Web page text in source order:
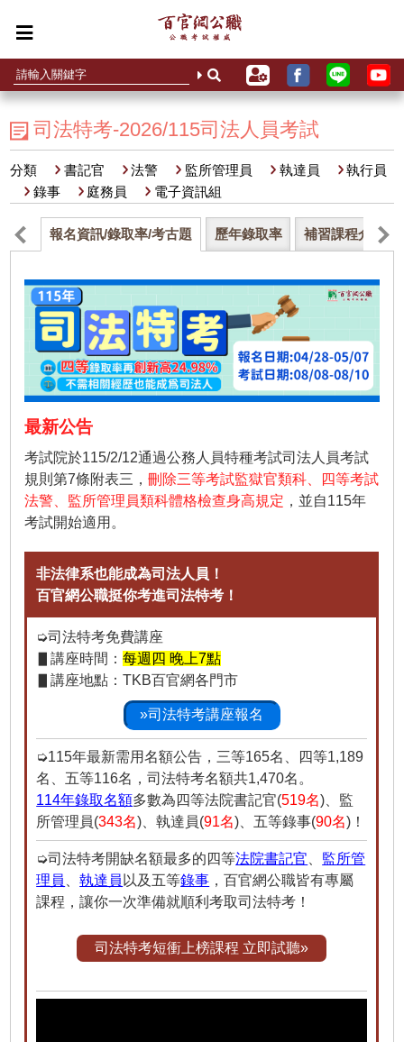
司法特考-2026/115司法人員考試
分類 書記官 法警 監所管理員 執達員
執行員
錄事
庭務員 電子資訊組
報名資訊/錄取率/考古題 歷年錄取率 補習課程介紹
最新公告
考試院於115/2/12通過公務人員特種考試司法人員考試
規則第7條附表三，刪除三等考試監獄官類科、四等考試
法警、監所管理員類科體格檢查身高規定 ，並自115年
考試開始適用。
非法律系也能成為司法人員！
百官網公職挺你考進司法特考！
➭司法特考免費講座
▋講座時間：每週四 晚上7點
▋講座地點：TKB百官網各門市
»司法特考講座報名
➭115年最新需用名額公告，三等165名、四等1,189
名、五等116名，司法特考名額共1,470名。
114年錄取名額多數為四等法院書記官(519名)、監
所管理員(343名)、執達員(91名)、五等錄事(90名)！
➭司法特考開缺名額最多的四等法院書記官
監所管
理員
、執達員 以及五等錄事 ，百官網公職皆有專屬
課程，讓你一次準備就順利考取司法特考！
司法特考短衝上榜課程 立即試聽»